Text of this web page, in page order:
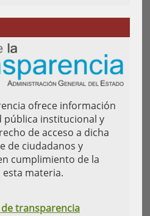
ofrece información
pública institucional y
de acceso a dicha
de ciudadanos y
cumplimiento de la
materia.
transparencia